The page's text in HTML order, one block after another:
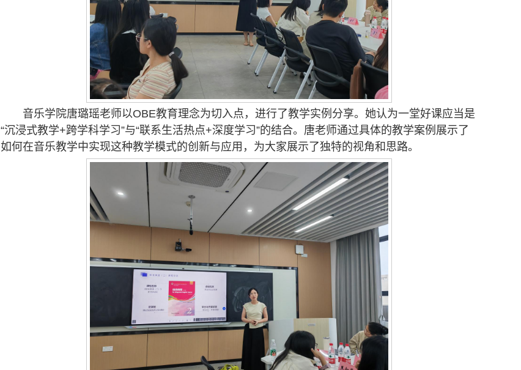
音乐学院唐璐瑶老师以OBE教育理念为切入点，进行了教学实例分享。她认为一堂好课应当是
“沉浸式教学+跨学科学习”与“联系生活热点+深度学习”的结合。唐老师通过具体的教学案例展示了
如何在音乐教学中实现这种教学模式的创新与应用，为大家展示了独特的视角和思路。